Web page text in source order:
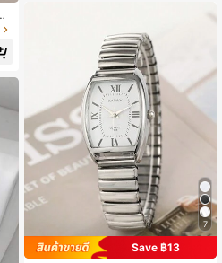
7
Save ฿13